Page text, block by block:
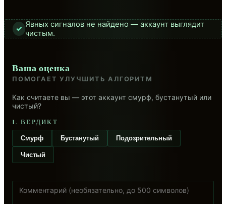
✓ Явных сигналов не найдено — аккаунт выглядит
чистым.
Ваша оценка
ПОМОГАЕТ УЛУЧШИТЬ АЛГОРИТМ
Как считаете вы — этот аккаунт смурф, бустанутый или
чистый?
1. ВЕРДИКТ
Смурф Бустанутый Подозрительный
Чистый